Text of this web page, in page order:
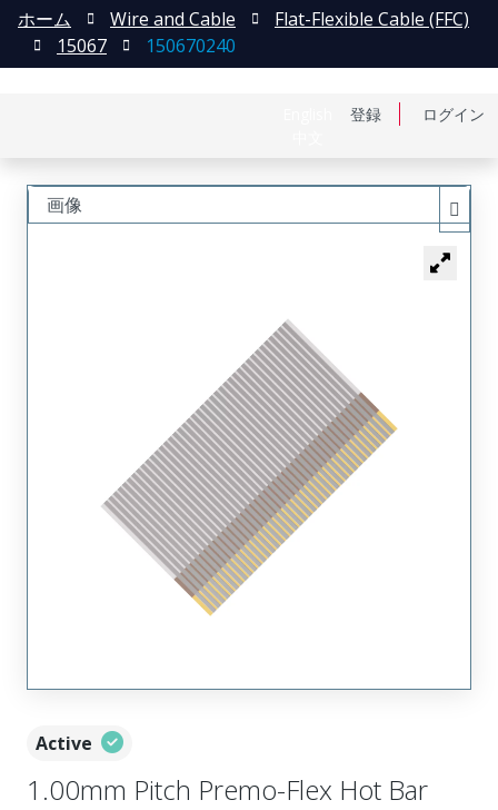
登録 ログイン
ホーム Wire and Cable
Flat-Flexible Cable (FFC)
15067
150670240
Active
1.00mm Pitch Premo-Flex Hot Bar
画像